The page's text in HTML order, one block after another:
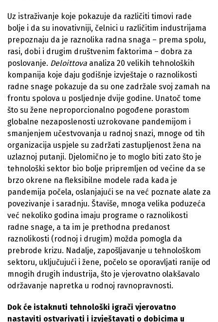
Uz istraživanje koje pokazuje da različiti timovi rade
bolje i da su inovativniji, čelnici u različitim industrijama
prepoznaju da je raznolika radna snaga – prema spolu,
rasi, dobi i drugim društvenim faktorima – dobra za
poslovanje. Deloittova analiza 20 velikih tehnoloških
kompanija koje daju godišnje izvještaje o raznolikosti
radne snage pokazuje da su one zadržale svoj zamah na
frontu spolova u posljednje dvije godine. Unatoč tome
što su žene neproporcionalno pogođene porastom
globalne nezaposlenosti uzrokovane pandemijom i
smanjenjem učestvovanja u radnoj snazi, mnoge od tih
organizacija uspjele su zadržati zastupljenost žena na
uzlaznoj putanji. Djelomično je to moglo biti zato što je
tehnološki sektor bio bolje pripremljen od većine da se
brzo okrene na fleksibilne modele rada kada je
pandemija počela, oslanjajući se na već poznate alate za
povezivanje i saradnju. Štaviše, mnoga velika poduzeća
već nekoliko godina imaju programe o raznolikosti
radne snage, a ta im je prethodna predanost
raznolikosti (rodnoj i drugim) možda pomogla da
prebrode krizu. Nadalje, zapošljavanje u tehnološkom
sektoru, uključujući i žene, počelo se oporavljati ranije od
mnogih drugih industrija, što je vjerovatno olakšavalo
održavanje napretka u rodnoj ravnopravnosti.
Dok će istaknuti tehnološki igrači vjerovatno
nastaviti ostvarivati ​​i izvještavati ​​o dobicima u